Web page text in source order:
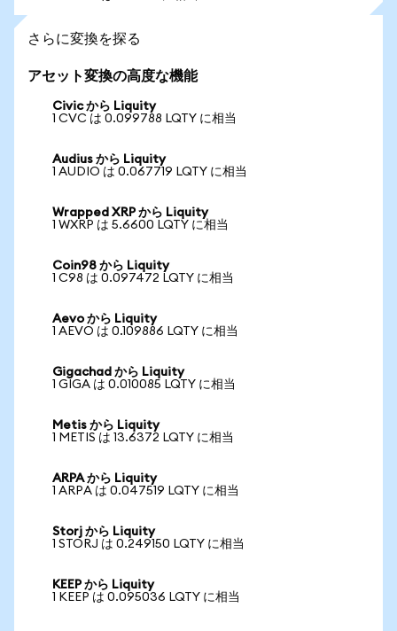
さらに変換を探る
アセット変換の高度な機能
Civic から Liquity
1 CVC は 0.099788 LQTY に相当
Audius から Liquity
1 AUDIO は 0.067719 LQTY に相当
Wrapped XRP から Liquity
1 WXRP は 5.6600 LQTY に相当
Coin98 から Liquity
1 C98 は 0.097472 LQTY に相当
Aevo から Liquity
1 AEVO は 0.109886 LQTY に相当
Gigachad から Liquity
1 GIGA は 0.010085 LQTY に相当
Metis から Liquity
1 METIS は 13.6372 LQTY に相当
ARPA から Liquity
1 ARPA は 0.047519 LQTY に相当
Storj から Liquity
1 STORJ は 0.249150 LQTY に相当
KEEP から Liquity
1 KEEP は 0.095036 LQTY に相当